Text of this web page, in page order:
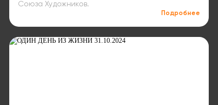
Союза Художников.
Подробнее